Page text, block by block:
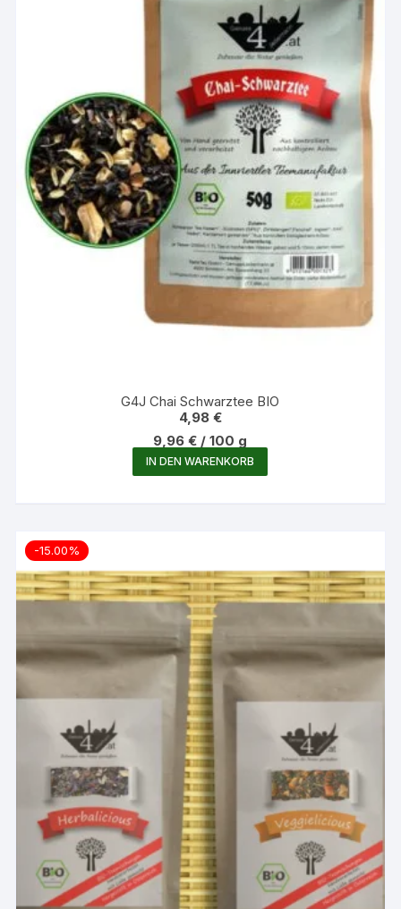
G4J Chai Schwarztee BIO
4,98 €
9,96€ /100 g
IN DEN WARENKORB
-15.00%